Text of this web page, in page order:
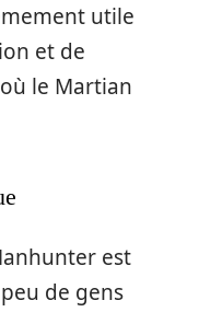
utile
et de
le Martian
est
de gens